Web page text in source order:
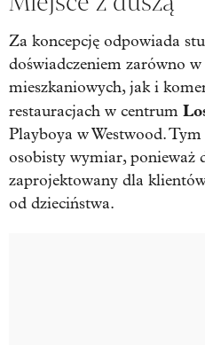
Za koncepcję odpowiada
doświadczeniem zarówno
mieszkaniowych, jak i
restauracjach w centrum
Playboya w Westwood.
osobisty wymiar, ponieważ
zaprojektowany dla
od dzieciństwa.